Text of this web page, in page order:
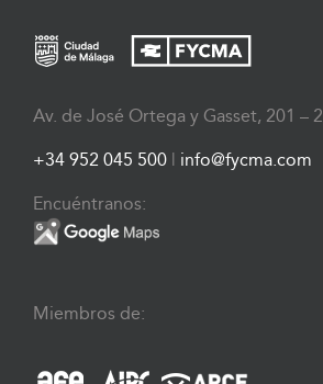
Av. de José Ortega y Gasset, 201 –
+34 952 045 500 | info@fycma.com
Encuéntranos:
Miembros de: